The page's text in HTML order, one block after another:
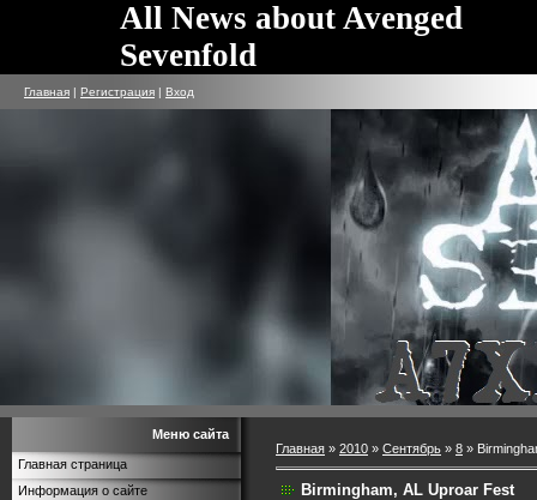
All News about Avenged
Sevenfold
Главная | Регистрация | Вход
Меню сайта
Главная страница
Информация о сайте
Главная » 2010 » Сентябрь » 8 »
Birmingham, AL Uproar Fest